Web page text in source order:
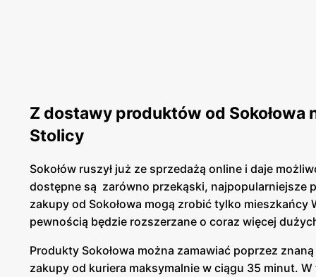
Z dostawy produktów od
Stolicy
Sokołów ruszył już ze sprzedażą online i daje
dostępne są zarówno przekąski, najpopularniejsze
zakupy od Sokołowa mogą zrobić tylko
pewnością będzie rozszerzane o coraz więcej
Produkty Sokołowa można zamawiać poprzez
zakupy od kuriera maksymalnie w ciągu 35 minut.